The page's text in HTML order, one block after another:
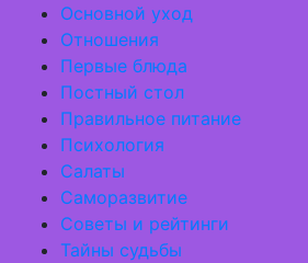
Основной уход
Отношения
Первые блюда
Постный стол
Правильное питание
Психология
Салаты
Саморазвитие
Советы и рейтинги
Тайны судьбы